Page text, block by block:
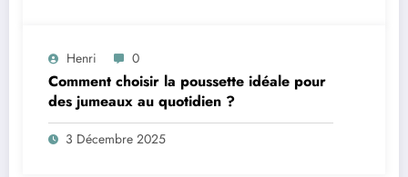
Henri 0
Comment choisir la poussette idéale pour
des jumeaux au quotidien ?
3 Décembre 2025